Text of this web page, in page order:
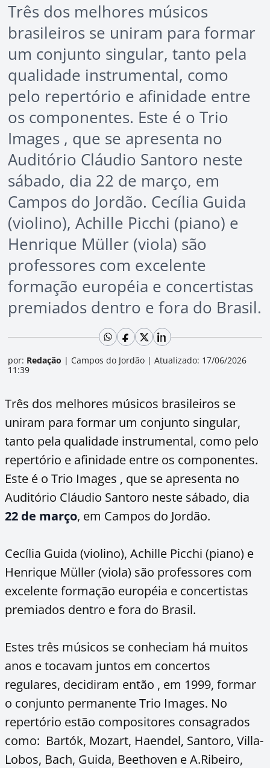
Três dos melhores músicos
brasileiros se uniram para formar
um conjunto singular, tanto pela
qualidade instrumental, como
pelo repertório e afinidade entre
os componentes. Este é o Trio
Images , que se apresenta no
Auditório Cláudio Santoro neste
sábado, dia 22 de março, em
Campos do Jordão. Cecília Guida
(violino), Achille Picchi (piano) e
Henrique Müller (viola) são
professores com excelente
formação européia e concertistas
premiados dentro e fora do Brasil.
por: Redação | Campos do Jordão | Atualizado: 17/06/2026
11:39
Três dos melhores músicos brasileiros se
uniram para formar um conjunto singular,
tanto pela qualidade instrumental, como pelo
repertório e afinidade entre os componentes.
Este é o Trio Images , que se apresenta no
Auditório Cláudio Santoro neste sábado, dia
22 de março, em Campos do Jordão.
Cecília Guida (violino), Achille Picchi (piano) e
Henrique Müller (viola) são professores com
excelente formação européia e concertistas
premiados dentro e fora do Brasil.
Estes três músicos se conheciam há muitos
anos e tocavam juntos em concertos
regulares, decidiram então , em 1999, formar
o conjunto permanente Trio Images. No
repertório estão compositores consagrados
como: Bartók, Mozart, Haendel, Santoro, Villa-
Lobos, Bach, Guida, Beethoven e A.Ribeiro,